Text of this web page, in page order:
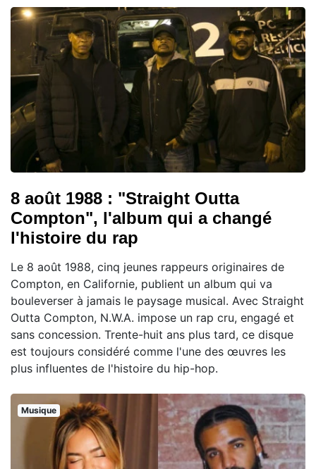
8 août 1988 : "Straight Outta
Compton", l'album qui a changé
l'histoire du rap
Le 8 août 1988, cinq jeunes rappeurs originaires de
Compton, en Californie, publient un album qui va
bouleverser à jamais le paysage musical. Avec Straight
Outta Compton, N.W.A. impose un rap cru, engagé et
sans concession. Trente-huit ans plus tard, ce disque
est toujours considéré comme l'une des œuvres les
plus influentes de l'histoire du hip-hop.
Musique